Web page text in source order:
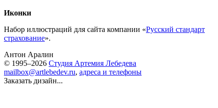
Иконки
Набор иллюстраций для сайта компании «Русский стандарт
cтрахование».
Антон Аралин
© 1995–2026 Студия Артемия Лебедева
mailbox@artlebedev.ru, адреса и телефоны
Заказать дизайн...